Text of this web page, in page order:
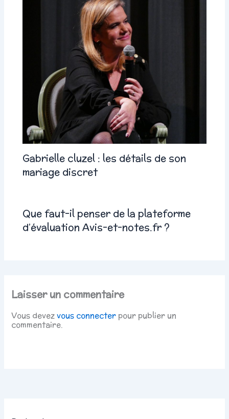
Gabrielle cluzel : les détails de son
mariage discret
Que faut-il penser de la plateforme
d’évaluation Avis-et-notes.fr ?
Laisser un commentaire
Vous devezvous connecter pour publier un
commentaire.